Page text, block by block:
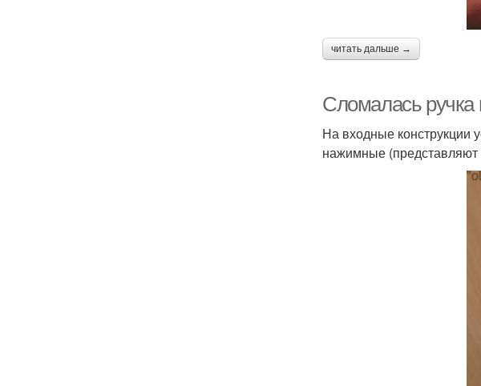
читать дальше →
Сломалась
На входные конструкции
нажимные